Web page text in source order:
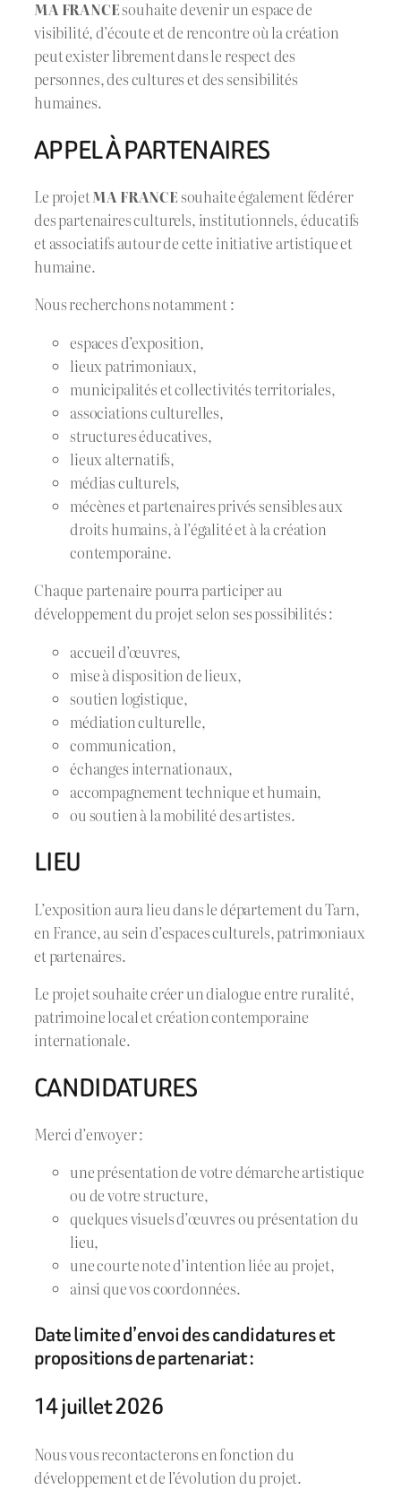
MA FRANCEsouhaite devenir un espace de
visibilité, d’écoute et de rencontre où la création
peut exister librement dans le respect des
personnes, des cultures et des sensibilités
humaines.
APPEL À PARTENAIRES
Le projetMA FRANCEsouhaite également fédérer
des partenaires culturels, institutionnels, éducatifs
et associatifs autour de cette initiative artistique et
humaine.
Nous recherchons notamment :
espaces d’exposition,
lieux patrimoniaux,
municipalités et collectivités territoriales,
associations culturelles,
structures éducatives,
lieux alternatifs,
médias culturels,
mécènes et partenaires privés sensibles aux
droits humains, à l’égalité et à la création
contemporaine.
Chaque partenaire pourra participer au
développement du projet selon ses possibilités :
accueil d’œuvres,
mise à disposition de lieux,
soutien logistique,
médiation culturelle,
communication,
échanges internationaux,
accompagnement technique et humain,
ou soutien à la mobilité des artistes.
LIEU
L’exposition aura lieu dans le département du Tarn,
en France, au sein d’espaces culturels, patrimoniaux
et partenaires.
Le projet souhaite créer un dialogue entre ruralité,
patrimoine local et création contemporaine
internationale.
CANDIDATURES
Merci d’envoyer :
une présentation de votre démarche artistique
ou de votre structure,
quelques visuels d’œuvres ou présentation du
lieu,
une courte note d’intention liée au projet,
ainsi que vos coordonnées.
Date limite d’envoi des candidatures et
propositions de partenariat :
14 juillet 2026
Nous vous recontacterons en fonction du
développement et de l’évolution du projet.